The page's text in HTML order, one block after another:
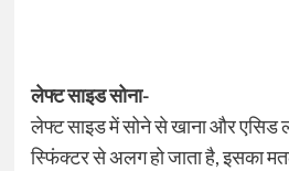
लेफ्ट साइड सोना-
लेफ्ट साइड में सोने से खाना और एसिड
स्फिंक्टर से अलग हो जाता है, इसका